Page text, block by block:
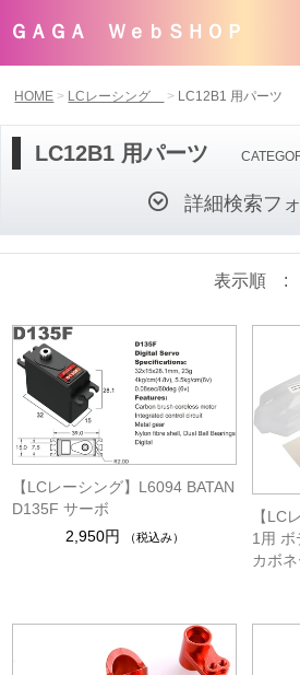
ＧＡＧＡ ＷｅｂＳＨＯＰ
HOME LCレーシング LC12B1 用パーツ
LC12B1 用パーツ
詳細検索フ
表示順 :
【LCレーシング】L6094 BATAN
D135F サーボ
2,950円
（税込み）
【LC
1用 ボ
カボ